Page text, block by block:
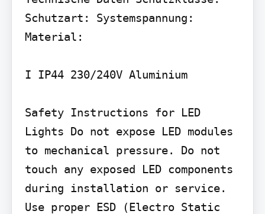
Schutzart: Systemspannung:
Material:
I IP44 230/240V Aluminium
Safety Instructions for LED
Lights Do not expose LED modules
to mechanical pressure. Do not
touch any exposed LED components
during installation or service.
Use proper ESD (Electro Static